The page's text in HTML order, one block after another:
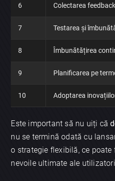
6 Colectarea
7 Testarea și
8 Îmbunătățirea
9 Planificarea pe
10 Adoptarea
Este important să nu uiți că
nu se termină odată cu
o strategie flexibilă, ce
nevoile ultimate ale